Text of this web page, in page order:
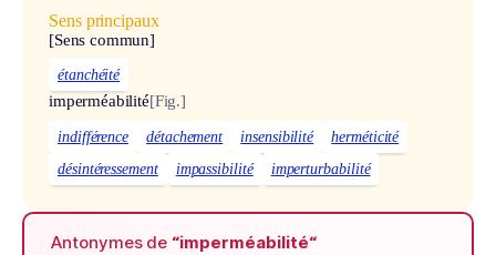
Sens principaux
[Sens commun]
étanchéité
imperméabilité[Fig.]
indifférence détachement insensibilité
herméticité
désintéressement
impassibilité imperturbabilité
Antonymes de “imperméabilité“